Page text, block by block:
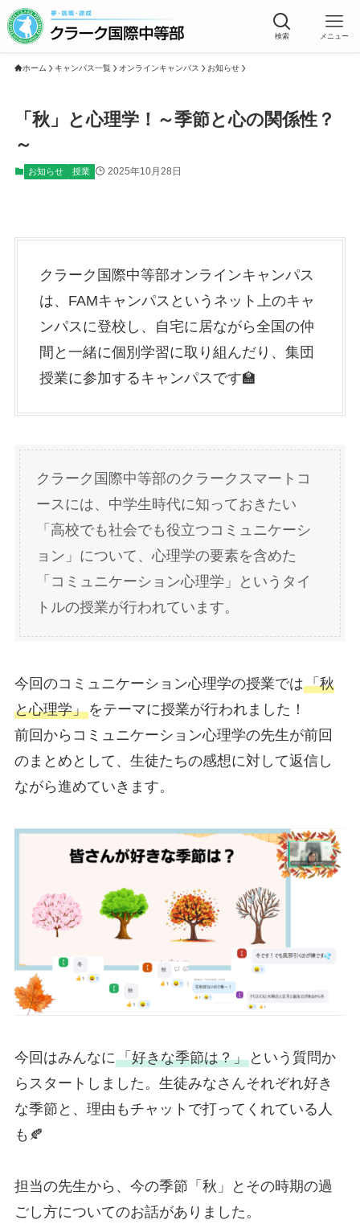
検索 メニュー
ホーム キャンパス一覧 オンラインキャンパス お知らせ
「秋」と心理学！～季節と心の関係性？
～
お知らせ 授業 2025年10月28日
クラーク国際中等部オンラインキャンパス
は、FAMキャンパスというネット上のキャ
ンパスに登校し、自宅に居ながら全国の仲
間と一緒に個別学習に取り組んだり、集団
授業に参加するキャンパスです🏫
クラーク国際中等部のクラークスマートコ
ースには、中学生時代に知っておきたい
「高校でも社会でも役立つコミュニケーシ
ョン」について、心理学の要素を含めた
「コミュニケーション心理学」というタイ
トルの授業が行われています。
今回のコミュニケーション心理学の授業では「秋
と心理学」をテーマに授業が行われました！
前回からコミュニケーション心理学の先生が前回
のまとめとして、生徒たちの感想に対して返信し
ながら進めていきます。
今回はみんなに「好きな季節は？」という質問か
らスタートしました。生徒みなさんそれぞれ好き
な季節と、理由もチャットで打ってくれている人
も🍂
担当の先生から、今の季節「秋」とその時期の過
ごし方についてのお話がありました。